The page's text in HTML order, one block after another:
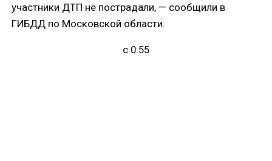
участники ДТП не пострадали, — сообщили в
ГИБДД по Московской области.
с 0:55